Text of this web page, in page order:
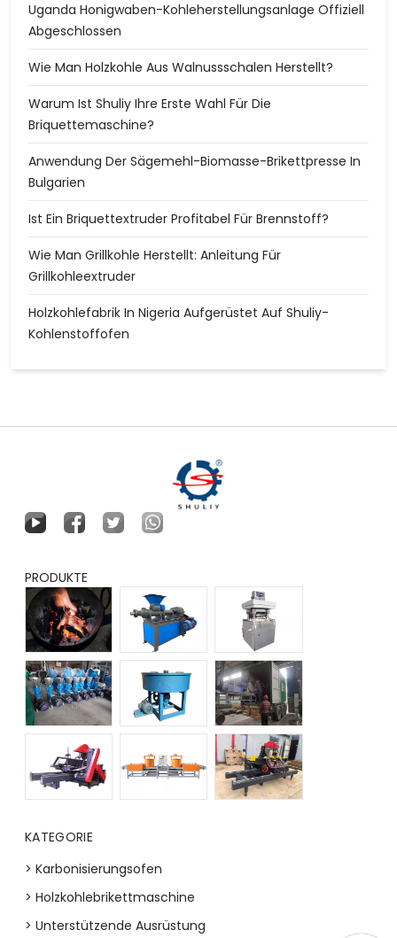
Uganda Honigwaben-Kohleherstellungsanlage Offiziell
Abgeschlossen
Wie Man Holzkohle Aus Walnussschalen Herstellt?
Warum Ist Shuliy Ihre Erste Wahl Für Die
Briquettemaschine?
Anwendung Der Sägemehl-Biomasse-Brikettpresse In
Bulgarien
Ist Ein Briquettextruder Profitabel Für Brennstoff?
Wie Man Grillkohle Herstellt: Anleitung Für
Grillkohleextruder
Holzkohlefabrik In Nigeria Aufgerüstet Auf Shuliy-
Kohlenstoffofen
PRODUKTE
KATEGORIE
> Karbonisierungsofen
> Holzkohlebrikettmaschine
> Unterstützende Ausrüstung